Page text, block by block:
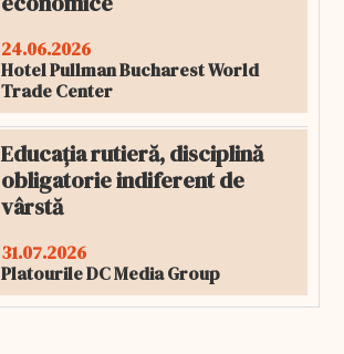
24.06.2026
Hotel Pullman Bucharest World
Trade Center
Educația rutieră, disciplină
obligatorie indiferent de
vârstă
31.07.2026
Platourile DC Media Group